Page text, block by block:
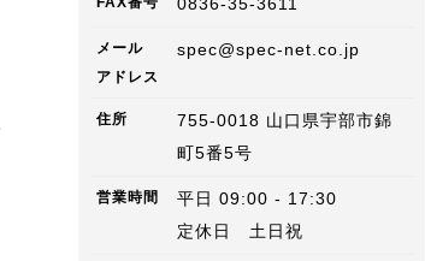
0836-35-3611
メール
アドレス
spec@spec-net.co.jp
住所 755-0018 山口県宇部市錦
町 5番5号
営業時間
平日 09:00 - 17:30
定休日 土日祝